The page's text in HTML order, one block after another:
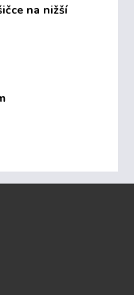
na nižší